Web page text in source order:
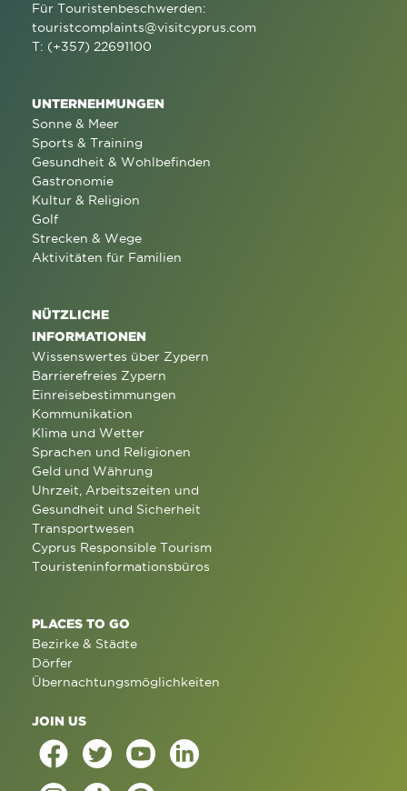
Für Touristenbeschwerden:
touristcomplaints@visitcyprus.com
T: (+357) 22691100
UNTERNEHMUNGEN
Sonne & Meer
Sports & Training
Gesundheit & Wohlbefinden
Gastronomie
Kultur & Religion
Golf
Strecken & Wege
Aktivitäten für Familien
NÜTZLICHE
INFORMATIONEN
Wissenswertes über Zypern
Barrierefreies Zypern
Einreisebestimmungen
Kommunikation
Klima und Wetter
Sprachen und Religionen
Geld und Währung
Uhrzeit, Arbeitszeiten und
Gesundheit und Sicherheit
Transportwesen
Cyprus Responsible Tourism
Touristeninformationsbüros
PLACES TO GO
Bezirke & Städte
Dörfer
Übernachtungsmöglichkeiten
JOIN US